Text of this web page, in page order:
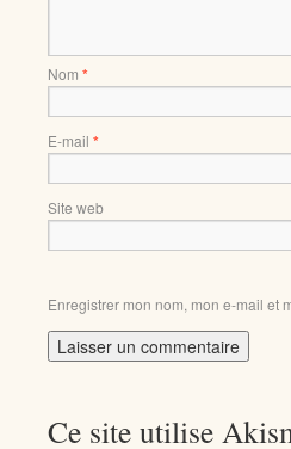
Nom *
E-mail *
Site web
Enregistrer mon nom, mon e-mail et
Ce site utilise